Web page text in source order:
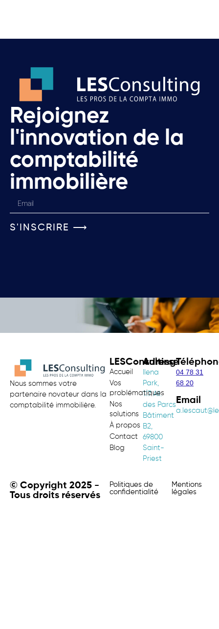
Rejoignez
l'innovation de la
comptabilité
immobilière
S'INSCRIRE ⟶
Nous sommes votre
partenaire novateur dans la
comptabilité immobilière.
LESConsulting
Accueil
Vos
problématiques
Nos
solutions
À propos
Contact
Blog
Adresse
Ilena
Park,
117 All.
des Parcs
Bâtiment
B2,
69800
Saint-
Priest
04 78 31
68 20
Email
© Copyright 2025 -
Tous droits réservés
Mentions
légales
Politiques de
confidentialité